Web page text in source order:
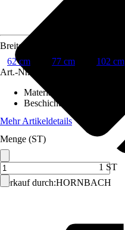
Verkauf durch:HORNBACH
Breite
62 cm
77 cm
102 cm
Art.-Nr.
Material
Beschichtung
Mehr Artikeldetails
Menge (ST)
1 ST